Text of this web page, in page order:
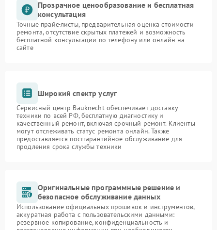
Прозрачное ценообразование и бесплатная
консультация
Точные прайс-листы, предварительная оценка стоимости
ремонта, отсутствие скрытых платежей и возможность
бесплатной консультации по телефону или онлайн на
сайте
Широкий спектр услуг
Сервисный центр Bauknecht обеспечивает доставку
техники по всей РФ, бесплатную диагностику и
качественный ремонт, включая срочный ремонт. Клиенты
могут отслеживать статус ремонта онлайн. Также
предоставляется постгарантийное обслуживание для
продления срока службы техники
Оригинальные программные решение и
безопасное обслуживание данных
Использование официальных прошивок и инструментов,
аккуратная работа с пользовательскими данными:
резервное копирование, конфиденциальность и